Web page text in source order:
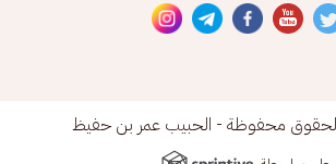
محفوظة - الحبيب عمر بن حفيظ